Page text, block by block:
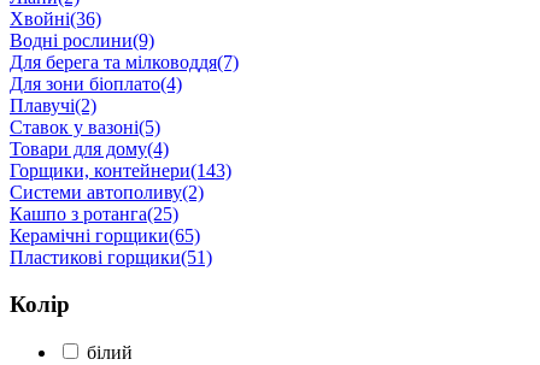
Хвойні(36)
Водні рослини(9)
Для берега та мілководдя(7)
Для зони біоплато(4)
Плавучі(2)
Ставок у вазоні(5)
Товари для дому(4)
Горщики, контейнери(143)
Системи автополиву(2)
Кашпо з ротанга(25)
Керамічні горщики(65)
Пластикові горщики(51)
Колір
білий